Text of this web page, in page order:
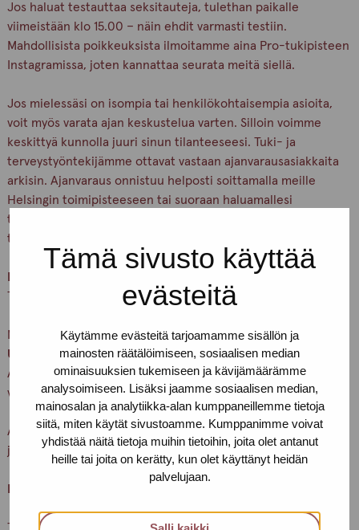
Tämä sivusto käyttää
evästeitä
Käytämme evästeitä tarjoamamme sisällön ja
mainosten räätälöimiseen, sosiaalisen median
ominaisuuksien tukemiseen ja kävijämäärämme
analysoimiseen. Lisäksi jaamme sosiaalisen median,
mainosalan ja analytiikka-alan kumppaneillemme tietoja
siitä, miten käytät sivustoamme. Kumppanimme voivat
yhdistää näitä tietoja muihin tietoihin, joita olet antanut
heille tai joita on kerätty, kun olet käyttänyt heidän
palvelujaan.
Jos haluat testauttaa seksitauteja, tulethan paikalle
viimeistään klo 15.00 – näin ehdit varmasti testiin.
Mahdollisista poikkeuksista ilmoitamme aina Pro-tukipisteen
Instagramissa, joten kannattaa seurata meitä siellä.
Jos mielessäsi on isompia tai henkilökohtaisempia asioita,
voit myös varata ajan keskustelua varten. Silloin voimme
keskittyä kunnolla juuri sinun tilanteeseesi. Tuki- ja
terveystyöntekijämme ottavat vastaan ajanvarausasiakkaita
arkisin. Ajanvaraus onnistuu helposti soittamalla meille
Helsingin toimipisteeseen tai suoraan haluamallesi
työntekijälle. Voit myös sopia ajanvarauksesta Drop in -
työntekijän kanssa.
Kaikki palvelumme ovat nimettömiä ja maksuttomia.
Tule rohkeasti sellaisena kuin olet!
Meidät löydät osoitteesta:
Urho Kekkosen katu 4–6 B, 5. kerros.
Alaoven summerissa lukeePro-tukipiste– paina nappia ja
vedä ovenkahvasta.
Asioithan meillä vain terveenä. Pidetään huolta itsestämme
ja toisistamme